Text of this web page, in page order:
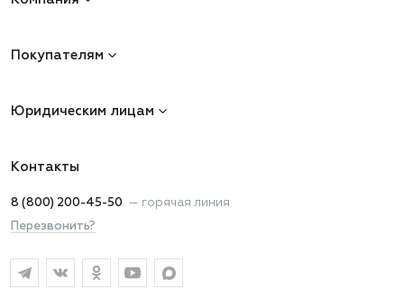
Покупателям
Юридическим лицам
Контакты
8 (800) 200-45-50 — горячая линия
Перезвонить?